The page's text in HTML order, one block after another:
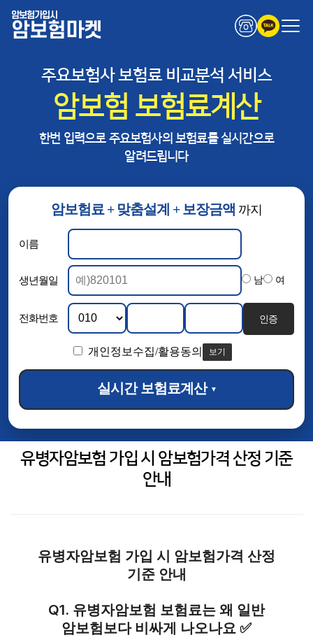
암보험가입시
암보험마켓
암보험료 + 맞춤설계 + 보장금액 까지
이름
생년월일 남 여
전화번호 인증
개인정보수집/활용동의 보기
실시간 보험료계산 ▼
주요보험사 보험료 비교분석 서비스
암보험 보험료계산
한번 입력으로 주요보험사의 보험료를 실시간으로
알려드립니다
유병자암보험 가입 시 암보험가격 산정 기준
안내
유병자암보험 가입 시 암보험가격 산정
기준 안내
Q1. 유병자암보험 보험료는 왜 일반
암보험보다 비싸게 나오나요 ✅